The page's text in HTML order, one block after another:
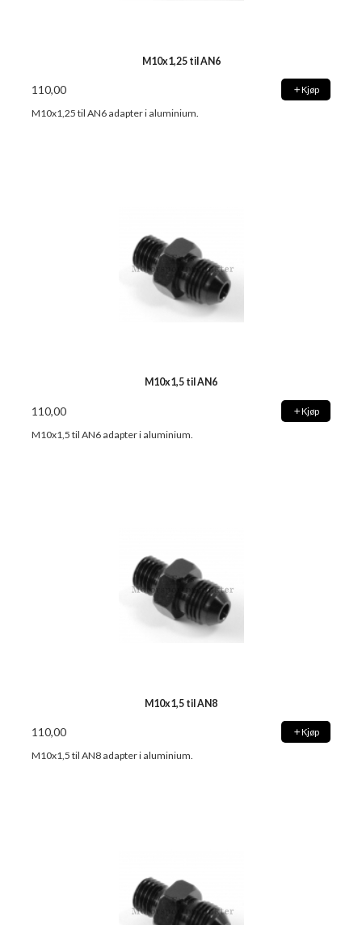
M10x1,25 til AN6
110,00 Kjøp
M10x1,25 til AN6 adapter i aluminium.
M10x1,5 til AN6
110,00 Kjøp
M10x1,5 til AN6 adapter i aluminium.
M10x1,5 til AN8
110,00 Kjøp
M10x1,5 til AN8 adapter i aluminium.